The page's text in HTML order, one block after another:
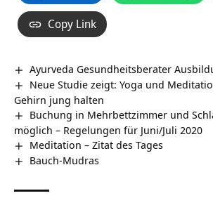
Copy Link
Ayurveda Gesundheitsberater
Neue Studie zeigt: Yoga und
Gehirn jung halten
Buchung in Mehrbettzimmer und
möglich – Regelungen für Juni/Juli 2020
Meditation – Zitat des Tages
Bauch-Mudras